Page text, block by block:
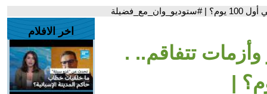
وأزمات تتفاقم.. .
أول 100 يوم؟ |
اخر الافلام